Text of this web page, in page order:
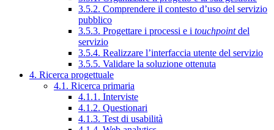
3.5.2. Comprendere il contesto d’uso del servizio
pubblico
3.5.3. Progettare i processi e i touchpointdel
servizio
3.5.4. Realizzare l’interfaccia utente del servizio
3.5.5. Validare la soluzione ottenuta
4. Ricerca progettuale
4.1. Ricerca primaria
4.1.1. Interviste
4.1.2. Questionari
4.1.3. Test di usabilità